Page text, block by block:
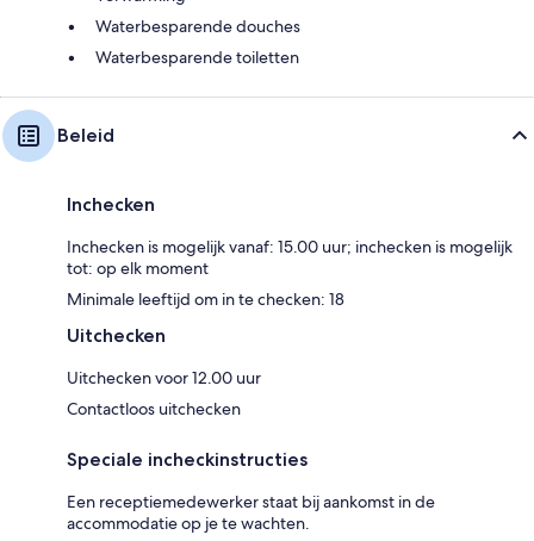
Waterbesparende douches
Waterbesparende toiletten
Beleid
Inchecken
Inchecken is mogelijk vanaf: 15.00 uur; inchecken is mogelijk
tot: op elk moment
Minimale leeftijd om in te checken: 18
Uitchecken
Uitchecken voor 12.00 uur
Contactloos uitchecken
Speciale incheckinstructies
Een receptiemedewerker staat bij aankomst in de
accommodatie op je te wachten.